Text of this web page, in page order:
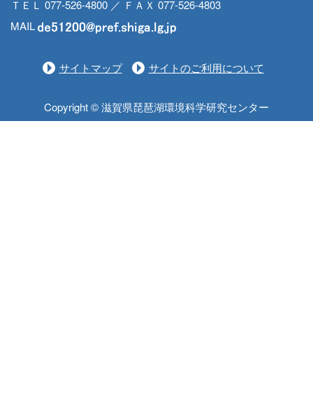
ＴＥＬ 077-526-4800 ／ ＦＡＸ 077-526-4803
MAIL
サイトマップ サイトのご利用について
Copyright © 滋賀県琵琶湖環境科学研究センター